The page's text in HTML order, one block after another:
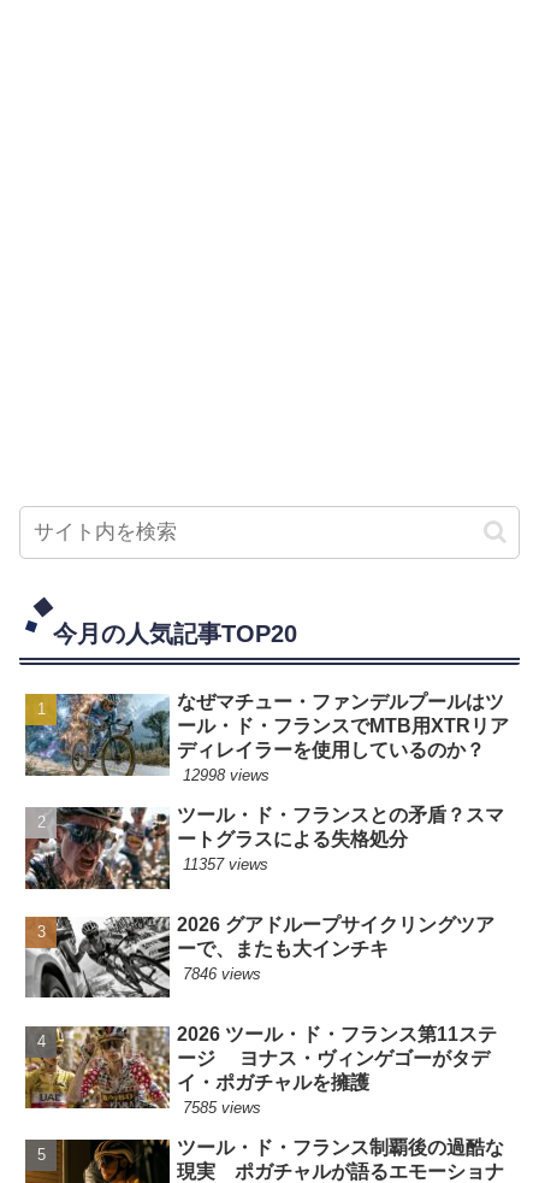
今月の人気記事TOP20
なぜマチュー・ファンデルプールはツ
ール・ド・フランスでMTB用XTRリア
ディレイラーを使用しているのか？
12998 views
ツール・ド・フランスとの矛盾？スマ
ートグラスによる失格処分
11357 views
2026 グアドループサイクリングツア
ーで、またも大インチキ
7846 views
2026 ツール・ド・フランス第11ステ
ージ ヨナス・ヴィンゲゴーがタデ
イ・ポガチャルを擁護
7585 views
ツール・ド・フランス制覇後の過酷な
現実 ポガチャルが語るエモーショナ